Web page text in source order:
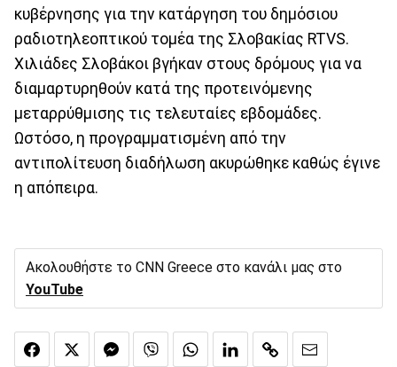
κυβέρνησης για την κατάργηση του δημόσιου
ραδιοτηλεοπτικού τομέα της Σλοβακίας RTVS.
Χιλιάδες Σλοβάκοι βγήκαν στους δρόμους για να
διαμαρτυρηθούν κατά της προτεινόμενης
μεταρρύθμισης τις τελευταίες εβδομάδες.
Ωστόσο, η προγραμματισμένη από την
αντιπολίτευση διαδήλωση ακυρώθηκε καθώς έγινε
η απόπειρα.
Ακολουθήστε το CNN Greece στο κανάλι μας στο
YouTube